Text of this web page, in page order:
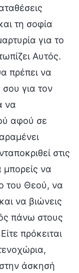
τη σοφία
για το
Αυτός.
πρέπει να
για τον
να
αφού σε
στις
μπορείς να
του Θεού, να
να βιώνεις
πάνω στους
πρόκειται
άσκησή